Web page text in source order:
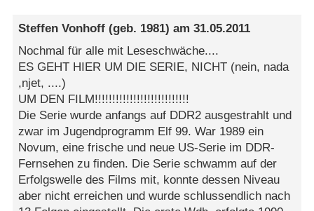
Steffen Vonhoff (geb. 1981) am31.05.2011
Nochmal für alle mit Leseschwäche....
ES GEHT HIER UM DIE SERIE, NICHT (nein, nada
,njet, ....)
UM DEN FILM!!!!!!!!!!!!!!!!!!!!!!!!!!!
Die Serie wurde anfangs auf DDR2 ausgestrahlt und
zwar im Jugendprogramm Elf 99. War 1989 ein
Novum, eine frische und neue US-Serie im DDR-
Fernsehen zu finden. Die Serie schwamm auf der
Erfolgswelle des Films mit, konnte dessen Niveau
aber nicht erreichen und wurde schlussendlich nach